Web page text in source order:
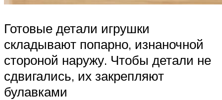
Готовые детали игрушки
складывают попарно, изнаночной
стороной наружу. Чтобы детали не
сдвигались, их закрепляют
булавками